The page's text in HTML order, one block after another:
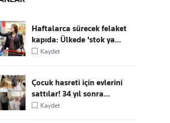
Kaçırmayın
üye olun, gündemi
Haftalarca sürecek felaket
kapıda: Ülkede 'stok ya...
Kaydet
Çocuk hasreti için evlerini
sattılar! 34 yıl sonra...
Kaydet